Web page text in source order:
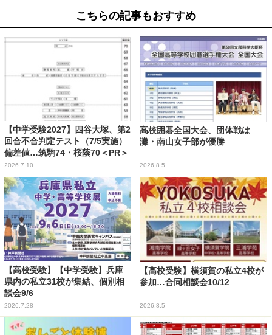
こちらの記事もおすすめ
【中学受験2027】四谷大塚、第2
回合不合判定テスト（7/5実施）
偏差値…筑駒74・桜蔭70＜PR＞
2026.7.10
高校囲碁全国大会、団体戦は
灘・南山女子部が優勝
2026.8.5
【高校受験】【中学受験】兵庫
県内の私立31校が集結、個別相
談会9/6
2026.7.28
【高校受験】横須賀の私立4校が
参加…合同相談会10/12
2026.8.5